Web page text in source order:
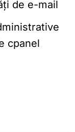
de e-mail
cpanel